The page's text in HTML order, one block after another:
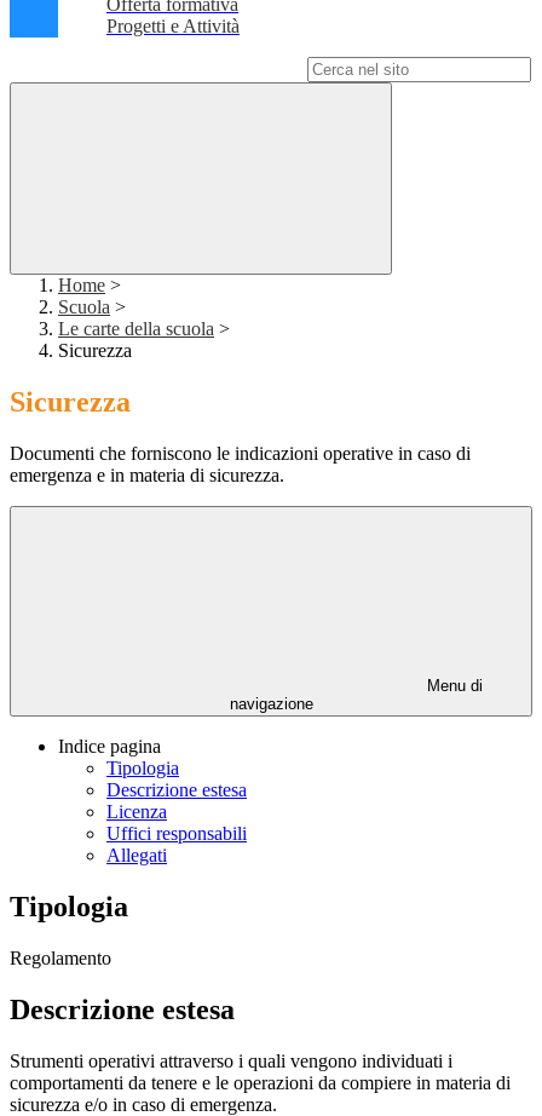
Offerta formativa
Progetti e Attività
Home >
Scuola >
Le carte della scuola >
Sicurezza
Sicurezza
Documenti che forniscono le indicazioni operative in caso di
emergenza e in materia di sicurezza.
Menu di
navigazione
Indice pagina
Tipologia
Descrizione estesa
Licenza
Uffici responsabili
Allegati
Tipologia
Regolamento
Descrizione estesa
Strumenti operativi attraverso i quali vengono individuati i
comportamenti da tenere e le operazioni da compiere in materia di
sicurezza e/o in caso di emergenza.